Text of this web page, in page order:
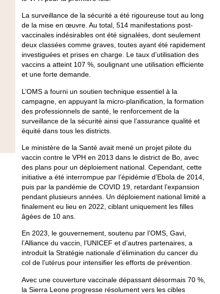
La surveillance de la sécurité a été rigoureuse tout au long
de la mise en œuvre. Au total, 514 manifestations post-
vaccinales indésirables ont été signalées, dont seulement
deux classées comme graves, toutes ayant été rapidement
investiguées et prises en charge. Le taux d’utilisation des
vaccins a atteint 107 %, soulignant une utilisation efficiente
et une forte demande.
L’OMS a fourni un soutien technique essentiel à la
campagne, en appuyant la micro-planification, la formation
des professionnels de santé, le renforcement de la
surveillance de la sécurité ainsi que l’assurance qualité et
équité dans tous les districts.
Le ministère de la Santé avait mené un projet pilote du
vaccin contre le VPH en 2013 dans le district de Bo, avec
des plans pour un déploiement national. Cependant, cette
initiative a été interrompue par l’épidémie d’Ebola de 2014,
puis par la pandémie de COVID 19, retardant l’expansion
pendant plusieurs années. Un déploiement national limité a
finalement eu lieu en 2022, ciblant uniquement les filles
âgées de 10 ans.
En 2023, le gouvernement, soutenu par l’OMS, Gavi,
l’Alliance du vaccin, l’UNICEF et d’autres partenaires, a
introduit la Stratégie nationale d’élimination du cancer du
col de l’utérus pour intensifier les efforts de prévention.
Avec une couverture vaccinale dépassant désormais 70 %,
la Sierra Leone progresse résolument vers les cibles